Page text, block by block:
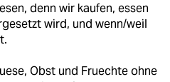
denn wir kaufen, essen
wird, und wenn/weil
Obst und Fruechte ohne